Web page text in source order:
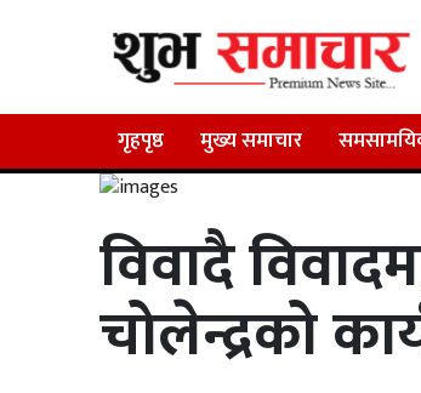
गृहपृष्ठ मुख्य समाचार
विवादै
चोलेन्द्रको